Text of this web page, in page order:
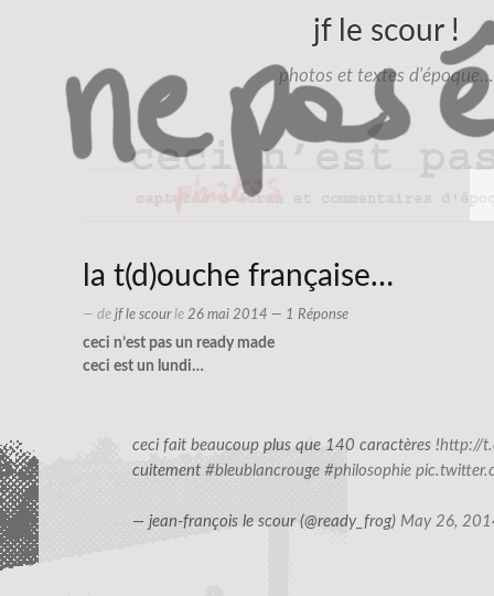
jf le scour !
photos et textes d'époque…
la t(d)ouche française…
— de jf le scourle 26 mai 2014 — 1 Réponse
ceci n’est pas un ready made
ceci est un lundi…
ceci fait beaucoup plus que 140 caractères !http://
cuitement #bleublancrouge #philosophie
— jean-françois le scour (@ready_frog) May 26,